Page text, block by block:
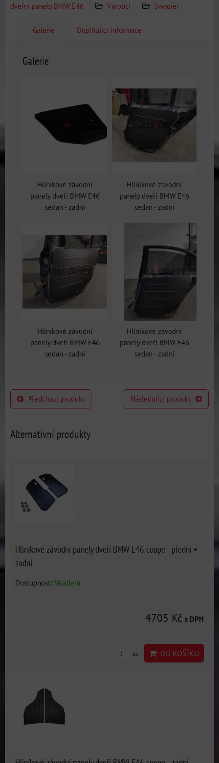
dveřní panely BMW E46
Výrobci Swagier
Galerie Doplňující informace
Galerie
Hliníkové závodní
panely dveří BMW E46
sedan - zadní
Hliníkové závodní
panely dveří BMW E46
sedan - zadní
Hliníkové závodní
panely dveří BMW E46
sedan - zadní
Hliníkové závodní
panely dveří BMW E46
sedan - zadní
Předchozí produkt Následující produkt
Alternativní produkty
Hliníkové závodní panely dveří BMW E46 coupe - přední +
zadní
Dostupnost: Skladem
4705 Kč s DPH
ks DO KOŠÍKU